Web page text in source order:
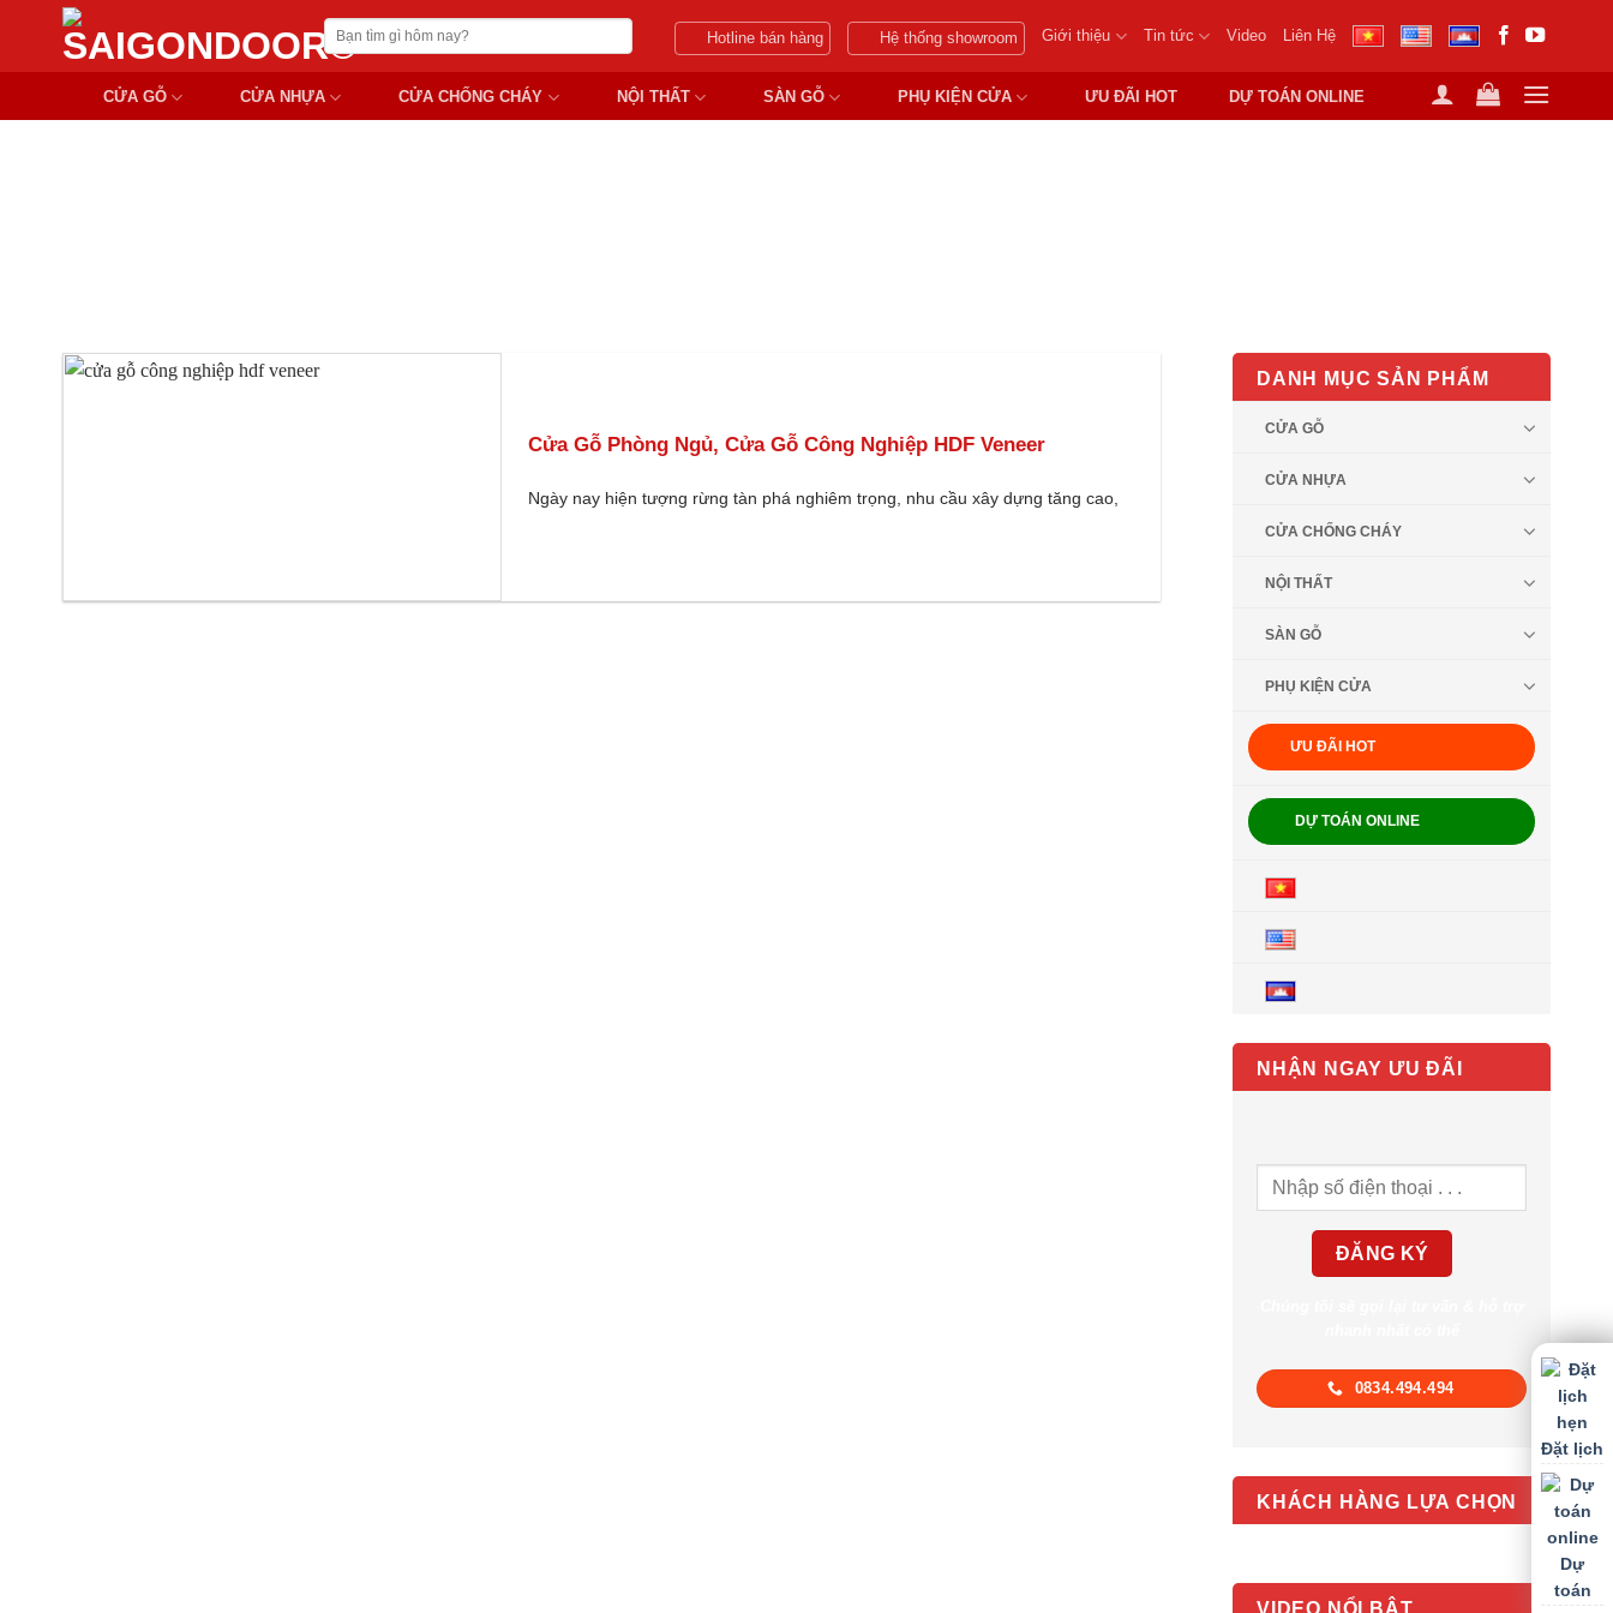
Chuyển
nội
Tìm
kiếm:
Hotline bán hàng Hệ thống showroom Giới thiệu Tin tức Video Liên Hệ
CỬA GỖ CỬA NHỰA CỬA CHỐNG CHÁY NỘI THẤT SÀN GỖ PHỤ KIỆN CỬA ƯU ĐÃI HOT DỰ TOÁN ONLINE
Cửa Gỗ Phòng Ngủ, Cửa Gỗ Công Nghiệp HDF Veneer
Ngày nay hiện tượng rừng tàn phá nghiêm trọng, nhu cầu xây dựng tăng cao,
DANH MỤC SẢN PHẨM
CỬA GỖ
CỬA NHỰA
CỬA CHỐNG CHÁY
NỘI THẤT
SÀN GỖ
PHỤ KIỆN CỬA
ƯU ĐÃI HOT
DỰ TOÁN ONLINE
NHẬN NGAY ƯU ĐÃI
0834.494.494
KHÁCH HÀNG LỰA CHỌN
VIDEO NỔI BẬT
Đặt lịch
Dự
toán